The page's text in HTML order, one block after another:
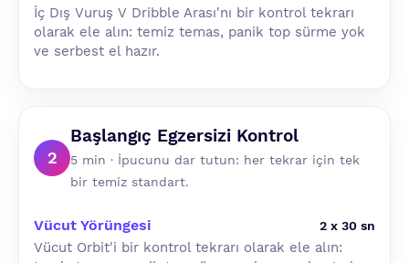
İç Dış Vuruş V Dribble Arası'nı bir kontrol tekrarı
olarak ele alın: temiz temas, panik top sürme yok
ve serbest el hazır.
2
Başlangıç Egzersizi Kontrol
5 min · İpucunu dar tutun: her tekrar için tek
bir temiz standart.
Vücut Yörüngesi 2 x 30 sn
Vücut Orbit'i bir kontrol tekrarı olarak ele alın: